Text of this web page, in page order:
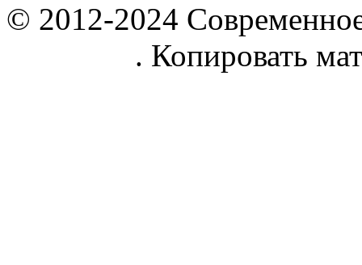
© 2012-2024
. Копировать